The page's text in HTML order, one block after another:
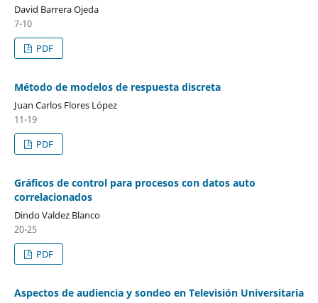
David Barrera Ojeda
7-10
PDF
Método de modelos de respuesta discreta
Juan Carlos Flores López
11-19
PDF
Gráficos de control para procesos con datos auto
correlacionados
Dindo Valdez Blanco
20-25
PDF
Aspectos de audiencia y sondeo en Televisión Universitaria